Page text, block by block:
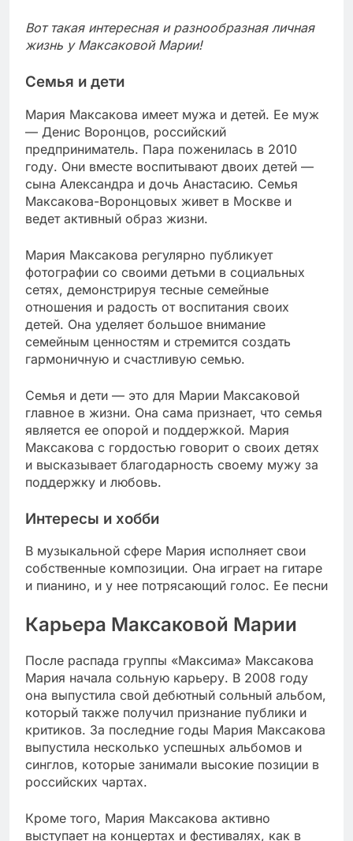
Вот такая интересная и разнообразная личная
жизнь у Максаковой Марии!
Семья и дети
Мария Максакова имеет мужа и детей. Ее муж
— Денис Воронцов, российский
предприниматель. Пара поженилась в 2010
году. Они вместе воспитывают двоих детей —
сына Александра и дочь Анастасию. Семья
Максакова-Воронцовых живет в Москве и
ведет активный образ жизни.
Мария Максакова регулярно публикует
фотографии со своими детьми в социальных
сетях, демонстрируя тесные семейные
отношения и радость от воспитания своих
детей. Она уделяет большое внимание
семейным ценностям и стремится создать
гармоничную и счастливую семью.
Семья и дети — это для Марии Максаковой
главное в жизни. Она сама признает, что семья
является ее опорой и поддержкой. Мария
Максакова с гордостью говорит о своих детях
и высказывает благодарность своему мужу за
поддержку и любовь.
Интересы и хобби
В музыкальной сфере Мария исполняет свои
собственные композиции. Она играет на гитаре
и пианино, и у нее потрясающий голос. Ее песни
Карьера Максаковой Марии
После распада группы «Максима» Максакова
Мария начала сольную карьеру. В 2008 году
она выпустила свой дебютный сольный альбом,
который также получил признание публики и
критиков. За последние годы Мария Максакова
выпустила несколько успешных альбомов и
синглов, которые занимали высокие позиции в
российских чартах.
Кроме того, Мария Максакова активно
выступает на концертах и фестивалях, как в